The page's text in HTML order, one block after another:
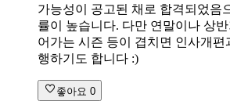
가능성이 공고된 채로 합격되었음
률이 높습니다. 다만 연말이나 상
어가는 시즌 등이 겹치면 인사개편
행하기도 합니다 :)
좋아요 0